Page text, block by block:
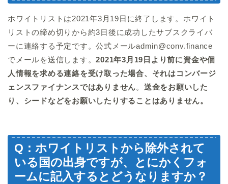
ホワイトリストは2021年3月19日に終了します。ホワイト
リストの締め切りから約3日後に成功したサブスクライバ
ーに連絡する予定です。公式メールadmin@conv.finance
でメールを送信します。2021年3月19日より前に資金や個
人情報を求める連絡を受け取った場合、それはコンバージ
ェンスファイナンスではありません。 送金をお願いした
り、シードなどをお願いしたりすることはありません。
Q：ホワイトリストから除外されて
いる国の出身ですが、とにかくフォ
ームに記入するとどうなりますか？